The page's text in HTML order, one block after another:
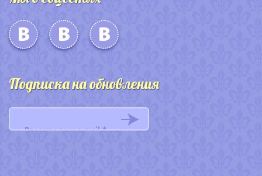
Подписка на обновления